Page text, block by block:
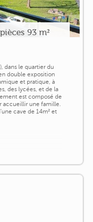
93 m²
dans le quartier du
double exposition
et pratique, à
des lycées, et de la
est composé de
accueillir une famille.
cave de 14m² et